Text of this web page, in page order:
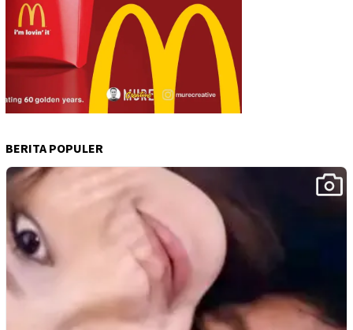
BERITA POPULER